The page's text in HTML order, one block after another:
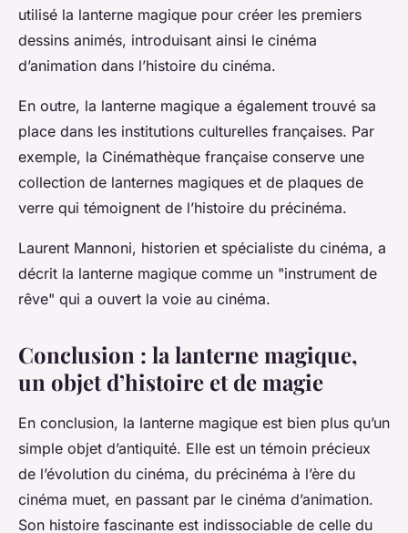
utilisé la lanterne magique pour créer les premiers
dessins animés, introduisant ainsi le cinéma
d’animation dans l’histoire du cinéma.
En outre, la lanterne magique a également trouvé sa
place dans les institutions culturelles françaises. Par
exemple, la Cinémathèque française conserve une
collection de lanternes magiques et de plaques de
verre qui témoignent de l’histoire du précinéma.
Laurent Mannoni, historien et spécialiste du cinéma, a
décrit la lanterne magique comme un "instrument de
rêve" qui a ouvert la voie au cinéma.
Conclusion : la lanterne magique,
un objet d’histoire et de magie
En conclusion, la lanterne magique est bien plus qu’un
simple objet d’antiquité. Elle est un témoin précieux
de l’évolution du cinéma, du précinéma à l’ère du
cinéma muet, en passant par le cinéma d’animation.
Son histoire fascinante est indissociable de celle du